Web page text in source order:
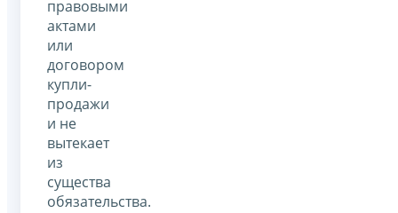
правовыми
актами
или
договором
купли-
продажи
и не
вытекает
из
существа
обязательства.